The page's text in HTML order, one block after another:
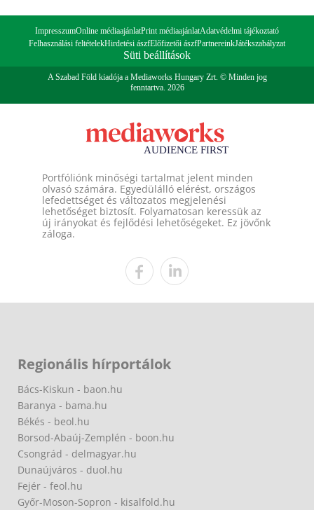
ImpresszumOnline médiaajánlatPrint médiaajánlatAdatvédelmi tájékoztató
Felhasználási feltételekHirdetési ászfElőfizetői ászfPartnereinkJátékszabályzat
Süti beállítások
A Szabad Föld kiadója a Mediaworks Hungary Zrt. © Minden jog
fenntartva. 2026
Portfóliónk minőségi tartalmat jelent minden
olvasó számára. Egyedülálló elérést, országos
lefedettséget és változatos megjelenési
lehetőséget biztosít. Folyamatosan keressük az
új irányokat és fejlődési lehetőségeket. Ez jövőnk
záloga.
Regionális hírportálok
Bács-Kiskun - baon.hu
Baranya - bama.hu
Békés - beol.hu
Borsod-Abaúj-Zemplén - boon.hu
Csongrád - delmagyar.hu
Dunaújváros - duol.hu
Fejér - feol.hu
Győr-Moson-Sopron - kisalfold.hu